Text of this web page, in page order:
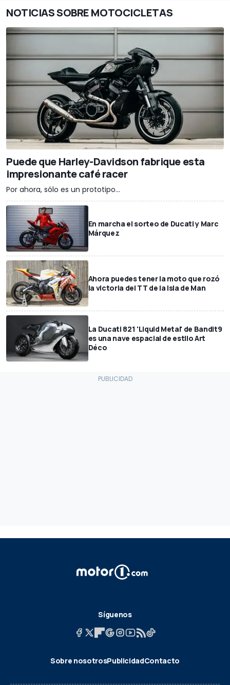
NOTICIAS SOBRE MOTOCICLETAS
Puede que Harley-Davidson fabrique esta
impresionante café racer
Por ahora, sólo es un prototipo...
En marcha el sorteo de Ducati y Marc
Márquez
Ahora puedes tener la moto que rozó
la victoria del TT de la Isla de Man
La Ducati 821 'Liquid Metal' de Bandit9
es una nave espacial de estilo Art
Déco
Síguenos
Sobre nosotrosPublicidadContacto